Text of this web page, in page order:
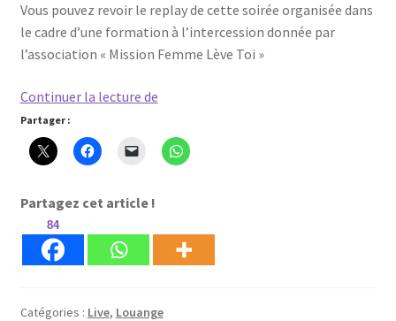
Vous pouvez revoir le replay de cette soirée organisée dans
le cadre d’une formation à l’intercession donnée par
l’association « Mission Femme Lève Toi »
Continuer la lecture deLive
du
10
Partager :
Partagez cet article !
84
Catégories : Live, Louange